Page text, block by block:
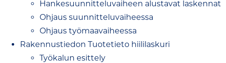
Hankesuunnitteluvaiheen alustavat laskennat
Ohjaus suunnitteluvaiheessa
Ohjaus työmaavaiheessa
Rakennustiedon Tuotetieto hiililaskuri
Työkalun esittely